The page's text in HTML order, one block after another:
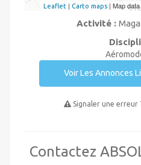
Leaflet | Carto maps | Map
Activité :
Voir Les Annonces
Signaler une erreur
Contactez